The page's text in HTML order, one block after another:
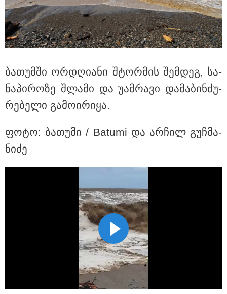
13:27 / 07-08-2026
"სტუმართმოყვარე ხალხი ვართ - რუსს, ყაზახს,
შეუძლია ჩამოვიდეს, დახარჯოს ფული... არავინ
11:22 / 07-08-2026
ანჯელინა ჯოლის ძმა ცოლს
დაშორდა და აღიარა, რომ გეია
- "ბავშვობაში გიჟურად
მიყვარდა დისნეის პრინცესები"
ბა­თუმ­ში ორ­დღი­ა­ნი შტორ­მის შემ­დეგ, სა­
ნა­პი­რო­ზე შლა­მი და უამ­რა­ვი და­მა­ბინ­ძუ­
რე­ბე­ლი გა­მო­ი­რი­ყა.
ფოტო: ბა­თუ­მი / Batumi და არ­ჩილ გუჩ­მა­
ნი­ძე